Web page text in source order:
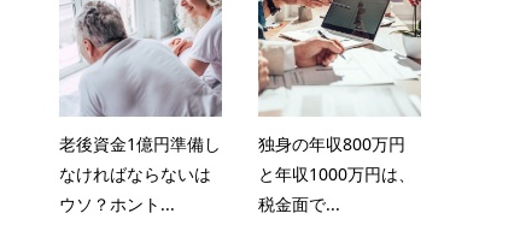
老後資金1億円準備し
なければならないは
ウソ？ホント...
独身の年収800万円
と年収1000万円は、
税金面で...